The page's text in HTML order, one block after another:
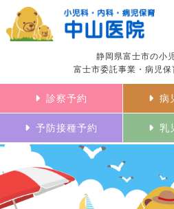
静岡県富士市の小
富士市委託事業・病児保
診察予約 病
予防接種予約 乳